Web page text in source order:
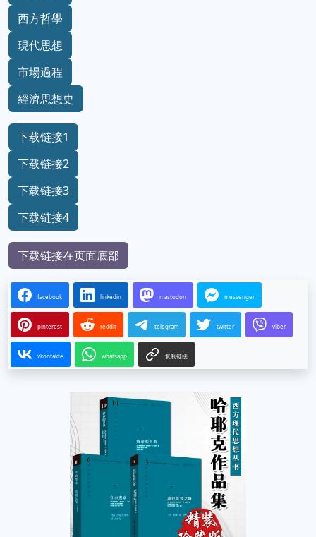
西方哲學
現代思想
市場過程
經濟思想史
下载链接1
下载链接2
下载链接3
下载链接4
下载链接在页面底部
facebook linkedin mastodon messenger
pinterest reddit telegram twitter viber
vkontakte whatsapp 复制链接